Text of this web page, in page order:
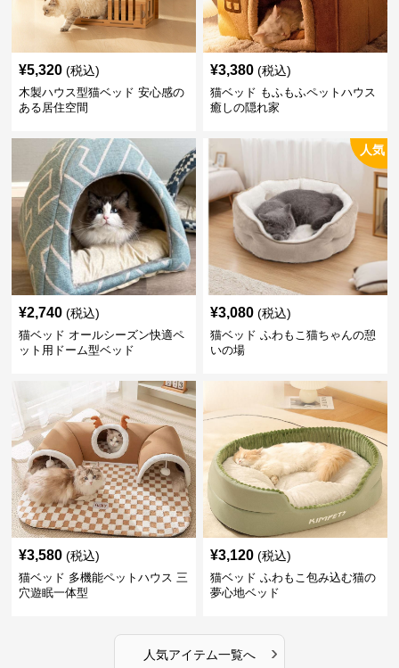
¥5,320 (税込)
木製ハウス型猫ベッド 安心感の
ある居住空間
¥3,380 (税込)
猫ベッド もふもふペットハウス
癒しの隠れ家
¥2,740 (税込)
猫ベッド オールシーズン快適ペ
ット用ドーム型ベッド
人気
¥3,080 (税込)
猫ベッド ふわもこ猫ちゃんの憩
いの場
¥3,580 (税込)
猫ベッド 多機能ペットハウス 三
穴遊眠一体型
¥3,120 (税込)
猫ベッド ふわもこ包み込む猫の
夢心地ベッド
人気アイテム一覧へ ›